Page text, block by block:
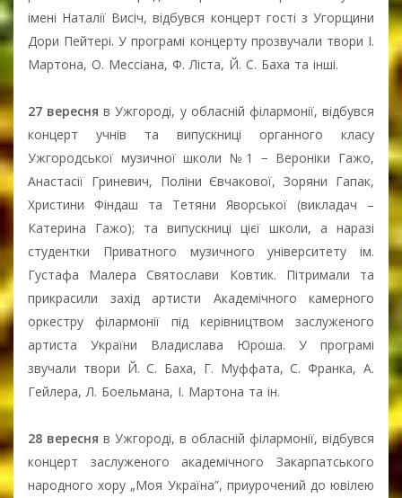
імені Наталії Висіч, відбувся концерт гості з Угорщини
Дори Пейтері. У програмі концерту прозвучали твори І.
Мартона, О. Мессіана, Ф. Ліста, Й. С. Баха та інші.
27 вересняв Ужгороді, у обласній філармонії, відбувся
концерт учнів та випускниці органного класу
Ужгородської музичної школи №1 − Вероніки Гажо,
Анастасії Гриневич, Поліни Євчакової, Зоряни Гапак,
Христини Фіндаш та Тетяни Яворської (викладач –
Катерина Гажо); та випускниці цієї школи, а наразі
студентки Приватного музичного університету ім.
Густафа Малера Святослави Ковтик. Пітримали та
прикрасили захід артисти Академічного камерного
оркестру філармонії під керівництвом заслуженого
артиста України Владислава Юроша. У програмі
звучали твори Й. С. Баха, Г. Муффата, С. Франка, А.
Гейлера, Л. Боельмана, І. Мартона та ін.
28 вересня в Ужгороді, в обласній філармонії, відбувся
концерт заслуженого академічного Закарпатського
народного хору „Моя Україна”, приурочений до ювілею